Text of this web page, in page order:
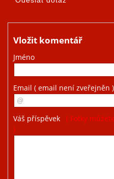
Vložit komentář
Jméno
Email ( email není zveřejněn )
Váš příspěvek
( Fotky
)